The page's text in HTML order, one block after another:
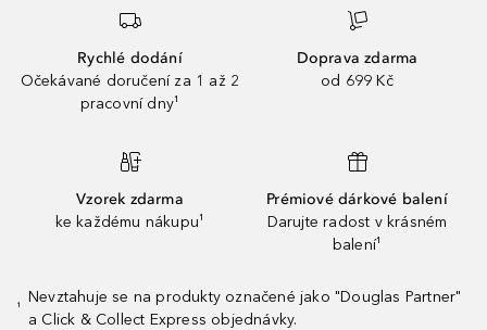
Rychlé dodání
Očekávané doručení za 1 až 2
pracovní dny¹
Doprava zdarma
od 699 Kč
Vzorek zdarma
ke každému nákupu¹
Prémiové dárkové balení
Darujte radost v krásném
balení¹
¹
Nevztahuje se na produkty označené jako "Douglas Partner"
a Click & Collect Express objednávky.